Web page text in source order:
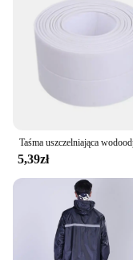
5,39zł